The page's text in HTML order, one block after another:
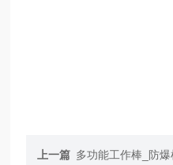
上一篇 多功能工作棒_防